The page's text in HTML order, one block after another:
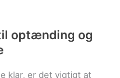
optænding og
klar, er det vigtigt at